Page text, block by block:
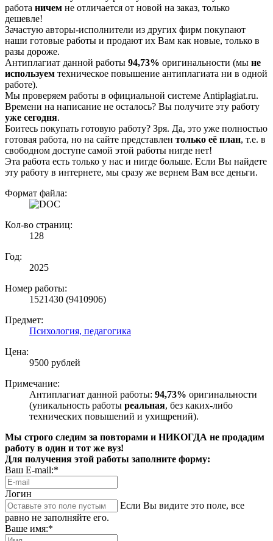
работа ничем не отличается от новой на заказ, только
дешевле!
Зачастую авторы-исполнители из других фирм покупают
наши готовые работы и продают их Вам как новые, только в
разы дороже.
Антиплагиат данной работы 94,73% оригинальности (мы не
используем техническое повышение антиплагиата ни в одной
работе).
Мы проверяем работы в официальной системе Аntiplagiat.ru.
Времени на написание не осталось? Вы получите эту работу
уже сегодня.
Боитесь покупать готовую работу? Зря. Да, это уже полностью
готовая работа, но на сайте представлен только её план, т.е. в
свободном доступе самой этой работы нигде нет!
Эта работа есть только у нас и нигде больше. Если Вы найдете
эту работу в интернете, мы сразу же вернем Вам все деньги.
Формат файла:
Кол-во страниц:
128
Год:
2025
Номер работы:
1521430 (9410906)
Предмет:
Психология, педагогика
Цена:
9500 рублей
Примечание:
Антиплагиат данной работы: 94,73% оригинальности
(уникальность работы реальная, без каких-либо
технических повышений и ухищрений).
Мы строго следим за повторами и НИКОГДА не продадим
работу в один и тот же вуз!
Для получения этой работы заполните форму:
Ваш E-mail:*
Логин
Если Вы видите это поле, все
равно не заполняйте его.
Ваше имя:*